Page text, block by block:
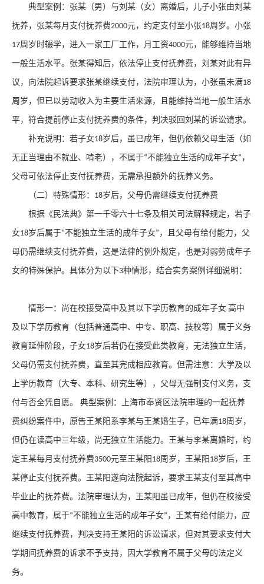
典型案例：张某（男）与刘某（女）离婚后，儿子小张由刘某
抚养，张某每月支付抚养费2000元，约定支付至小张18周岁。小张
17周岁时辍学，进入一家工厂工作，月工资4000元，能够维持当地
一般生活水平。张某得知后，依法停止支付抚养费，刘某对此有异
议，向法院起诉要求张某继续支付，法院审理认为，小张虽未满18
周岁，但已以劳动收入为主要生活来源，且能维持当地一般生活水
平，符合提前停止支付抚养费的条件，判决驳回刘某的诉讼请求。
补充说明：若子女18岁后，虽已成年，但仍依赖父母生活（如
无正当理由不就业、啃老），不属于“不能独立生活的成年子女” ，
父母可依法停止支付抚养费，无需承担额外的抚养义务。
（二）特殊情形： 18岁后，父母仍需继续支付抚养费
根据《民法典》第一千零六十七条及相关司法解释规定，若子
女18岁后属于“不能独立生活的成年子女” ，且父母有给付能力，父
母仍需继续支付抚养费，这是法律的例外规定，也是对弱势成年子
女的特殊保护。具体分为以下3种情形，结合实务案例详细说明：
情形一：尚在校接受高中及其以下学历教育的成年子女 高中
及以下学历教育（包括普通高中、中专、职高、技校等）属于义务
教育延伸阶段，子女18岁后若仍在接受此类教育，无法独立生活，
父母仍需支付抚养费，直至其完成相应教育。但需注意：大学及以
上学历教育（大专、本科、研究生等），父母无强制支付义务，支
付与否全凭自愿。 典型案例：上海市奉贤区法院审理的一起抚养
费纠纷案件中，原告王某阳系李某与王某婚生子，已年满18周岁，
但仍在读高中三年级，尚无独立生活能力。王某与李某离婚时，约
定王某每月支付抚养费3500元至王某阳 18周岁，王某阳 18岁后，王
某停止支付抚养费。王某阳遂向法院起诉，要求王某支付至其高中
毕业止的抚养费。法院审理认为，王某阳虽已成年，但仍在校接受
高中教育，属于“不能独立生活的成年子女” ，王某有给付能力，应
继续支付抚养费，判决支持王某阳的诉讼请求，但对其要求支付大
学期间抚养费的诉求不予支持，因大学教育不属于父母的法定义
务。